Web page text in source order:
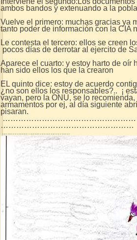
ambos bandos y extenuando a la
Vuelve el primero: muchas gracias ya
tanto poder de información con la CIA
Le contesta el tercero: ellos se creen
pocos días de derrotar al ejercito de
Aparece el cuarto: y estoy harto de oír
han sido ellos los que la crearon
EL quinto dice: estoy de acuerdo
¿no son ellos los responsables?.. ¡
vayan, pero la ONU, se lo
armamentos por ej, al día siguiente
pisaran.
……………………………………………